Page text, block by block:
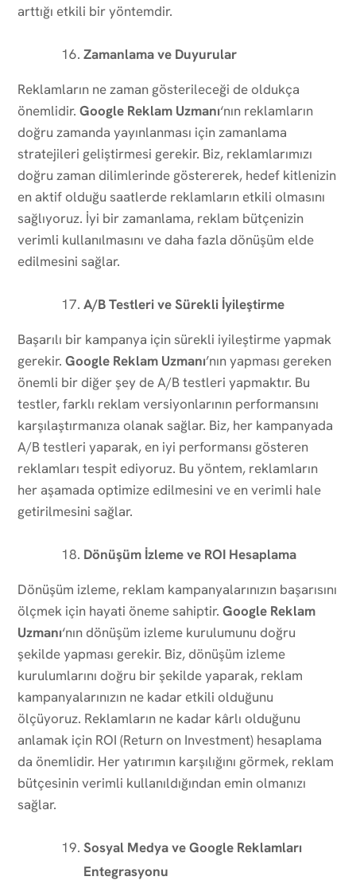
arttığı etkili bir yöntemdir.
Zamanlama ve Duyurular
Reklamların ne zaman gösterileceği de oldukça
önemlidir. Google Reklam Uzmanı‘nın reklamların
doğru zamanda yayınlanması için zamanlama
stratejileri geliştirmesi gerekir. Biz, reklamlarımızı
doğru zaman dilimlerinde göstererek, hedef kitlenizin
en aktif olduğu saatlerde reklamların etkili olmasını
sağlıyoruz. İyi bir zamanlama, reklam bütçenizin
verimli kullanılmasını ve daha fazla dönüşüm elde
edilmesini sağlar.
A/B Testleri ve Sürekli İyileştirme
Başarılı bir kampanya için sürekli iyileştirme yapmak
gerekir. Google Reklam Uzmanı’nın yapması gereken
önemli bir diğer şey de A/B testleri yapmaktır. Bu
testler, farklı reklam versiyonlarının performansını
karşılaştırmanıza olanak sağlar. Biz, her kampanyada
A/B testleri yaparak, en iyi performansı gösteren
reklamları tespit ediyoruz. Bu yöntem, reklamların
her aşamada optimize edilmesini ve en verimli hale
getirilmesini sağlar.
Dönüşüm İzleme ve ROI Hesaplama
Dönüşüm izleme, reklam kampanyalarınızın başarısını
ölçmek için hayati öneme sahiptir. Google Reklam
Uzmanı‘nın dönüşüm izleme kurulumunu doğru
şekilde yapması gerekir. Biz, dönüşüm izleme
kurulumlarını doğru bir şekilde yaparak, reklam
kampanyalarınızın ne kadar etkili olduğunu
ölçüyoruz. Reklamların ne kadar kârlı olduğunu
anlamak için ROI (Return on Investment) hesaplama
da önemlidir. Her yatırımın karşılığını görmek, reklam
bütçesinin verimli kullanıldığından emin olmanızı
sağlar.
Sosyal Medya ve Google Reklamları
Entegrasyonu